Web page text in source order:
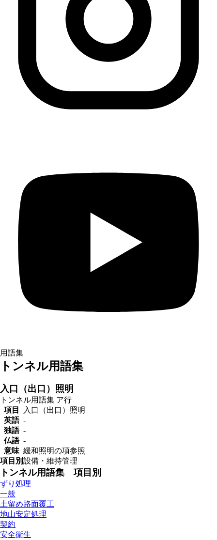
用語集
トンネル用語集
入口（出口）照明
トンネル用語集 ア行
項目
入口（出口）照明
英語 -
独語 -
仏語 -
意味 緩和照明の項参照
項目別設備・維持管理
トンネル用語集 項目別
ずり処理
一般
土留め路面覆工
地山安定処理
契約
安全衛生